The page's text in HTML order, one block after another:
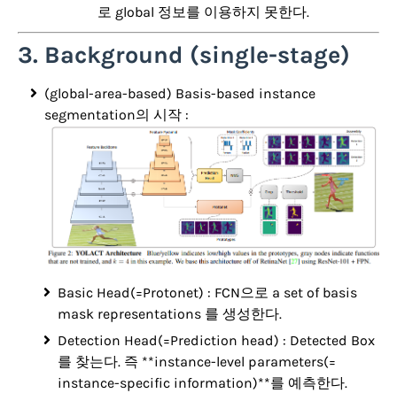
로 global 정보를 이용하지 못한다.
3. Background (single-stage)
(global-area-based) Basis-based instance
segmentation의 시작 :
Basic Head(=Protonet) : FCN으로 a set of basis
mask representations 를 생성한다.
Detection Head(=Prediction head) : Detected Box
를 찾는다. 즉 **instance-level parameters(=
instance-specific information)**를 예측한다.